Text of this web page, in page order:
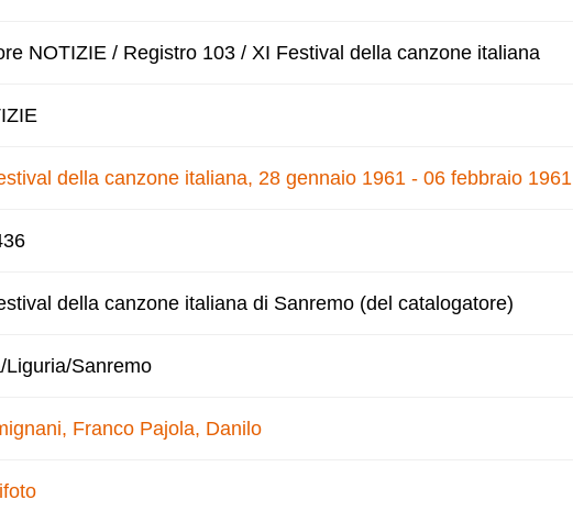
NOTIZIE / Registro 103 / XI Festival della canzone italiana
della canzone italiana, 28 gennaio 1961 - 06 febbraio 1961
della canzone italiana di Sanremo (del catalogatore)
Liguria/Sanremo
Franco Pajola, Danilo